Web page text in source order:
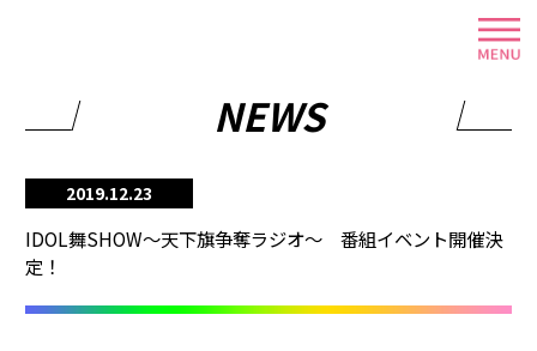
NEWS
2019.12.23
IDOL舞SHOW～天下旗争奪ラジオ～ 番組イベント開催決
定！